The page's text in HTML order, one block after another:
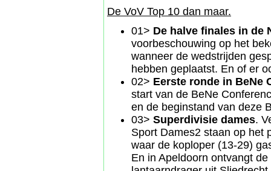
De VoV Top 10 dan maar.
01> De halve finales in de
voorbeschouwing op het
wanneer de wedstrijden
hebben geplaatst. En of er
02> Eerste ronde in BeNe
start van de BeNe
en de beginstand van deze
03> Superdivisie dames.
Sport Dames2 staan op het
waar de koploper (13-29)
En in Apeldoorn ontvangt